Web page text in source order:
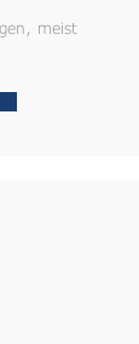
meist